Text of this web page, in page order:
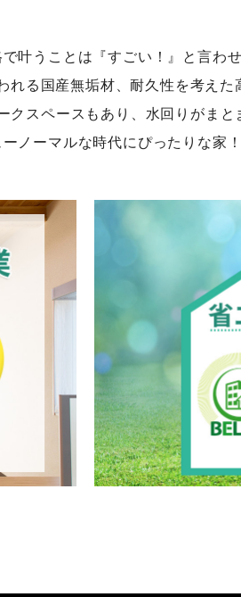
叶うことは『すごい！』と言わせ
る国産無垢材、耐久性を考えた
スペースもあり、水回りがまと
ノーマルな時代にぴったりな家！